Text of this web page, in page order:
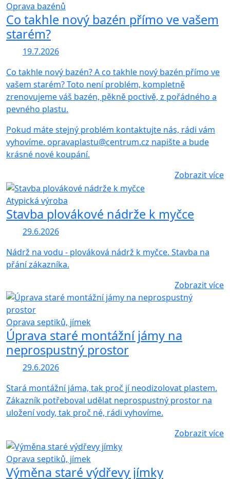
Oprava bazénů
Co takhle nový bazén přímo ve vašem
starém?
19.7.2026
Co takhle nový bazén? A co takhle nový bazén přímo ve
vašem starém? Toto není problém, kompletně
zrenovujeme váš bazén, pěkně poctivě, z pořádného a
pevného plastu.
Pokud máte stejný problém kontaktujte nás, rádi vám
vyhovíme. opravaplastu@centrum.cz napište a bude
krásné nové koupání.
Zobrazit více
Atypická výroba
Stavba plovákové nádrže k myčce
29.6.2026
Nádrž na vodu - plováková nádrž k myčce. Stavba na
přání zákazníka.
Zobrazit více
Oprava septiků, jímek
Úprava staré montážní jámy na
neprospustný prostor
29.6.2026
Stará montážní jáma, tak proč jí neodizolovat plastem.
Zákazník potřeboval udělat neprospustný prostor na
uložení vody, tak proč né, rádi vyhovíme.
Zobrazit více
Oprava septiků, jímek
Výměna staré výdřevy jímky